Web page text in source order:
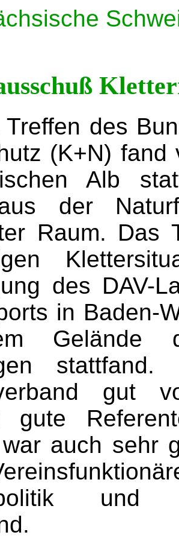
des
(K+N)
Alb
der
Raum. Das
des DAV-
in Baden-
Gelände
gut
gute
auch sehr
und